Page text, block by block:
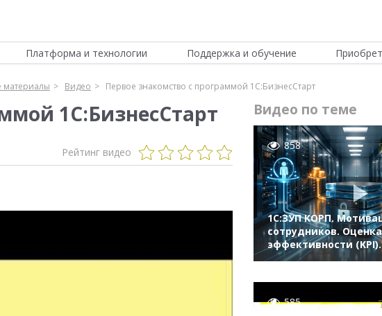
Платформа и технологии Поддержка и обучение
материалы Видео Первое знакомство с программой 1С:БизнесСтарт
1С:БизнесСтарт
Рейтинг видео
Видео по теме
858
1С:ЗУП КОРП.
сотрудников. Оценка
эффективности
585